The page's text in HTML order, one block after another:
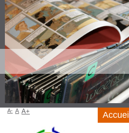
Accueil
A- A A+